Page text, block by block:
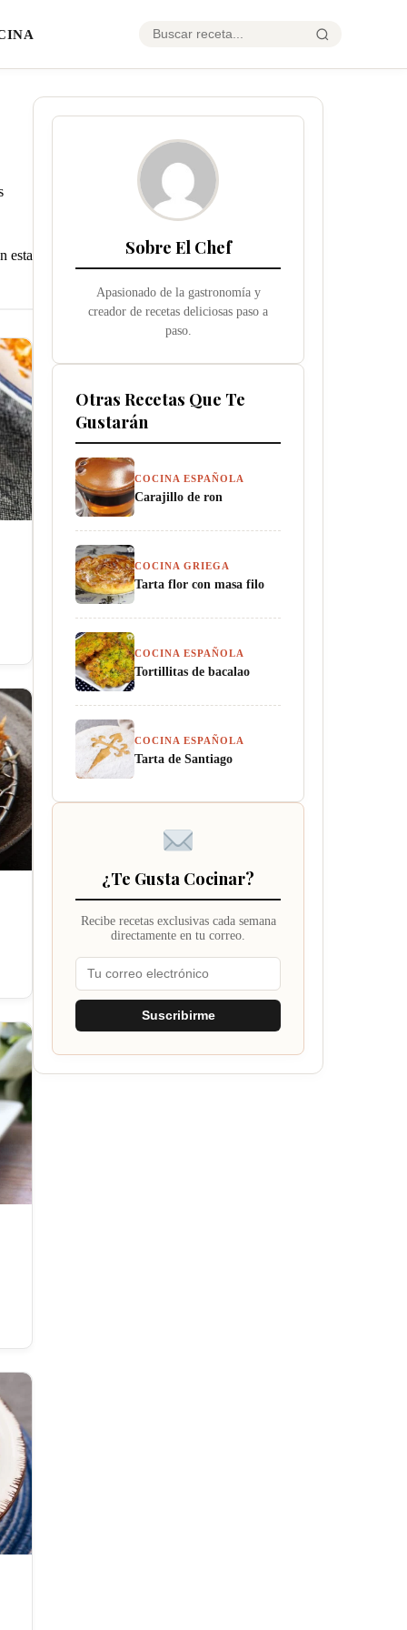
esta Sobre El Chef
Apasionado de la gastronomía y
creador de recetas deliciosas paso a
paso.
Otras Recetas Que Te
Gustarán
COCINA ESPAÑOLA
Carajillo de ron
COCINA GRIEGA
Tarta flor con masa filo
COCINA ESPAÑOLA
Tortillitas de bacalao
COCINA ESPAÑOLA
Tarta de Santiago
¿Te Gusta Cocinar?
Recibe recetas exclusivas cada semana
directamente en tu correo.
Suscribirme